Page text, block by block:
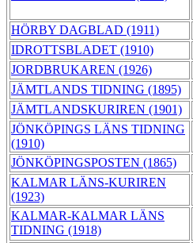
HÖRBY DAGBLAD (1911)
IDROTTSBLADET (1910)
JORDBRUKAREN (1926)
JÄMTLANDS TIDNING (1895)
JÄMTLANDSKURIREN (1901)
JÖNKÖPINGS LÄNS TIDNING
(1910)
JÖNKÖPINGSPOSTEN (1865)
KALMAR LÄNS-KURIREN
(1923)
KALMAR-KALMAR LÄNS
TIDNING (1918)